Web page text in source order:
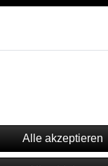
Tino